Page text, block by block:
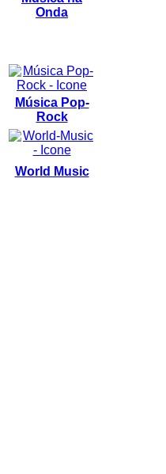
Onda
Música Pop-
Rock
World Music